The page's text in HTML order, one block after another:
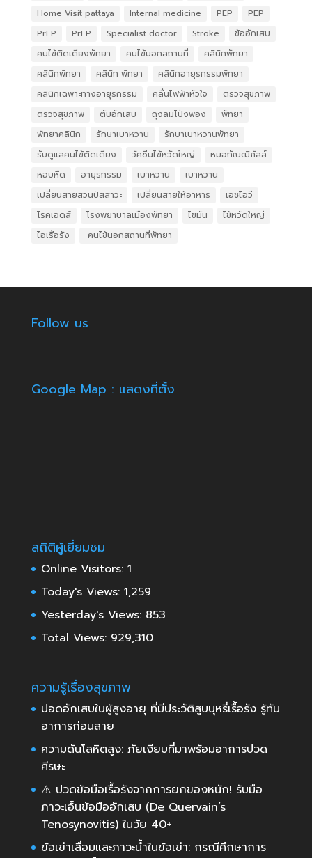
Home Visit pattaya
Internal medicine PEP
PEP
PrEP
PrEP Specialist doctor Stroke
ข้ออักเสบ
คนไข้ติดเตียงพัทยา
คนไข้นอกสถานที่
คลินิกพัทยา
คลินิกพัทยา
คลินิก พัทยา
คลินิกอายุรกรรมพัทยา
คลินิกเฉพาะทางอายุรกรรม
คลื่นไฟฟ้าหัวใจ
ตรวจสุขภาพ
ตรวจสุขภาพ
ตับอักเสบ ถุงลมโป่งพอง
พัทยา
พัทยาคลินิก
รักษาเบาหวาน
รักษาเบาหวานพัทยา
รับดูแลคนไข้ติดเตียง
วัคซีนไข้หวัดใหญ่
หมอกัณฒิภัสส์
หอบหืด
อายุรกรรม เบาหวาน
เบาหวาน
เปลี่ยนสายสวนปัสสาวะ
เปลี่ยนสายให้อาหาร
เอชไอวี
โรคเอดส์
โรงพยาบาลเมืองพัทยา ไขมัน
ไข้หวัดใหญ่
ไอเรื้อรัง
​ คนไข้นอกสถานที่พัทยา
Follow us
Google Map : แสดงที่ตั้ง
สถิติผู้เยี่ยมชม
Online Visitors: 1
Today's Views: 1,259
Yesterday's Views: 853
Total Views: 929,310
ความรู้เรื่องสุขภาพ
ปอดอักเสบในผู้สูงอายุ ที่มีประวัติสูบบุหรี่เรื้อรัง รู้ทัน
อาการก่อนสาย
ความดันโลหิตสูง: ภัยเงียบที่มาพร้อมอาการปวด
ศีรษะ
⚠️ ปวดข้อมือเรื้อรังจากการยกของหนัก! รับมือ
ภาวะเอ็นข้อมืออักเสบ (De Quervain’s
Tenosynovitis) ในวัย 40+
ข้อเข่าเสื่อมและภาวะน้ำในข้อเข่า: กรณีศึกษาการ